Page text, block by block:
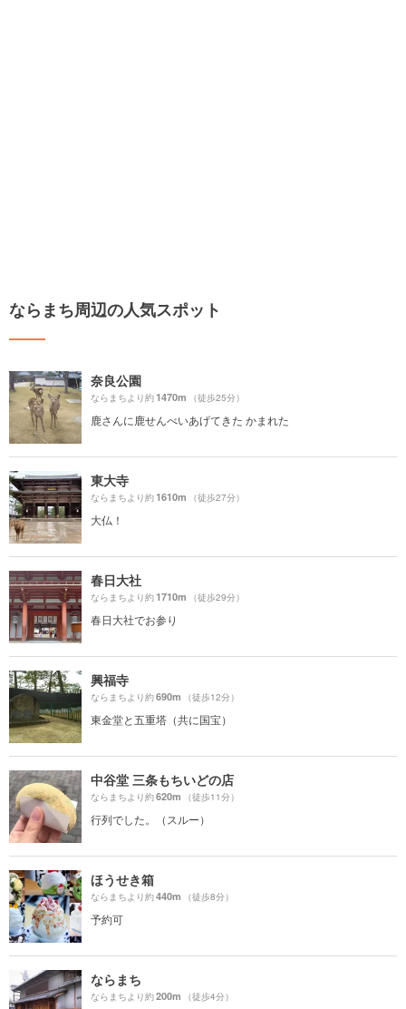
ならまち周辺の人気スポット
奈良公園
ならまちより約1470m （徒歩25分）
鹿さんに鹿せんべいあげてきた かまれた
東大寺
ならまちより約1610m （徒歩27分）
大仏！
春日大社
ならまちより約1710m （徒歩29分）
春日大社でお参り
興福寺
ならまちより約690m （徒歩12分）
東金堂と五重塔（共に国宝）
中谷堂 三条もちいどの店
ならまちより約620m （徒歩11分）
行列でした。（スルー）
ほうせき箱
ならまちより約440m （徒歩8分）
予約可
ならまち
ならまちより約200m （徒歩4分）